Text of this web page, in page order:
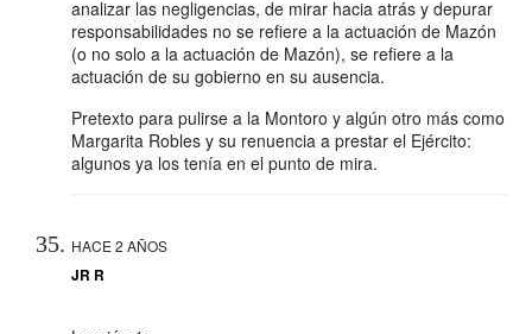
analizar las negligencias, de mirar hacia atrás y depurar
responsabilidades no se refiere a la actuación de Mazón
(o no solo a la actuación de Mazón), se refiere a la
actuación de su gobierno en su ausencia.
Pretexto para pulirse a la Montoro y algún otro más como
Margarita Robles y su renuencia a prestar el Ejército:
algunos ya los tenía en el punto de mira.
HACE 2 AÑOS
JR R